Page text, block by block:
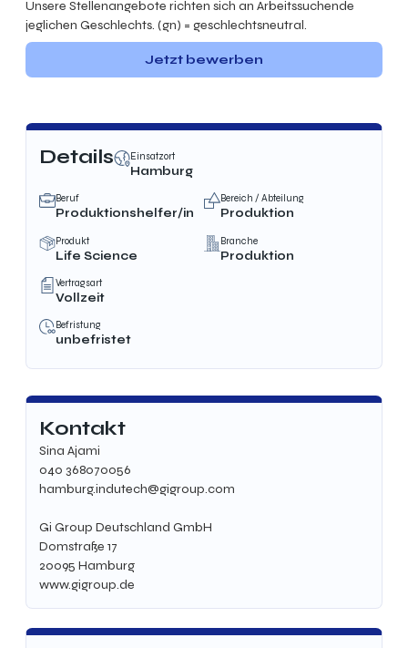
Unsere Stellenangebote richten sich an Arbeitssuchende
jeglichen Geschlechts. (gn) = geschlechtsneutral.
Jetzt bewerben
Details Einsatzort
Hamburg
Beruf
Produktionshelfer/in
Bereich / Abteilung
Produktion
Produkt
Life Science
Branche
Produktion
Vertragsart
Vollzeit
Befristung
unbefristet
Kontakt
Sina Ajami
040 368070056
hamburg.indutech@gigroup.com
Gi Group Deutschland GmbH
Domstraße 17
20095 Hamburg
www.gigroup.de